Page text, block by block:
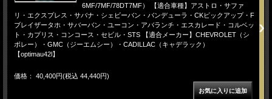
6MF/7MF/78DT7MF） 【適合車種】アストロ・サファ
リ・エクスプレス・サバナ・シェビーバン・バンデューラ・CKピックアップ・F
ブレイザータホ・サバーバン・ユーコン・アバランチ・エスカレード・コルベッ
ト・カプリス・コンコース・セビル・STS 【適合メーカー】CHEVROLET（シ
ボレー）・GMC（ジーエムシー）・CADILLAC（キャデラック）
【optimau42l】
価格： 40,400円(税込 44,440円)